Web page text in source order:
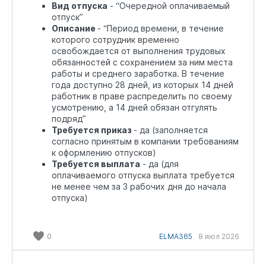
Вид отпуска - “Очередной оплачиваемый
отпуск”
Описание - “Период времени, в течение
которого сотрудник временно
освобождается от выполнения трудовых
обязанностей с сохранением за ним места
работы и среднего заработка. В течение
года доступно 28 дней, из которых 14 дней
работник в праве распределить по своему
усмотрению, а 14 дней обязан отгулять
подряд”
Требуется приказ - да (заполняется
согласно принятым в компании требованиям
к оформлению отпусков)
Требуется выплата - да (для
оплачиваемого отпуска выплата требуется
не менее чем за 3 рабочих дня до начала
отпуска)
0 ELMA365 8 июл 2026